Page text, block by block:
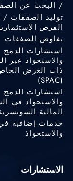
/ البحث عن
توليد الصفقات /
الفرص
تفاوض الصفقات
استشارات الدمج
والاستحواذ عبر
ذات الغرض
(SPAC)
استشارات الدمج
والاستحواذ في
المالية
خدمات إضافية
والاستحواذ
الاستشارات